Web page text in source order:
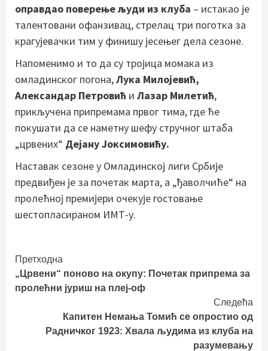
оправдао поверење људи из клуба – истакао је
талентовани офанзивац, стрелац три поготка за
крагујевачки тим у финишу јесењег дела сезоне.
Напоменимо и то да су тројица момака из
омладинског погона,Лука Милојевић,
Александар Петровић и Лазар Милетић,
прикључена припремама првог тима, где ће
покушати да се наметну шефу стручног штаба
„црвених“ Дејану Јоксимовићу.
Наставак сезоне у Омладинској лиги Србије
предвиђен је за почетак марта, а „ђаволчиће“ на
пролећној премијери очекује гостовање
шестопласираном ИМТ-у.
Continue
Reading
Претходна
„Црвени“ поново на окупу: Почетак припрема за
пролећни јуриш на плеј-оф
Следећа
Капитен Немања Томић се опростио од
Радничког 1923: Хвала људима из клуба на
разумевању